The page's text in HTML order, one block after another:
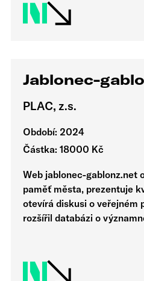
Jablonec-
PLAC, z.s.
Období: 2024
Částka: 18000 Kč
Web jablonec-gablonz.net
paměť města, prezentuje
otevírá diskusi o veřejném
rozšířil databázi o